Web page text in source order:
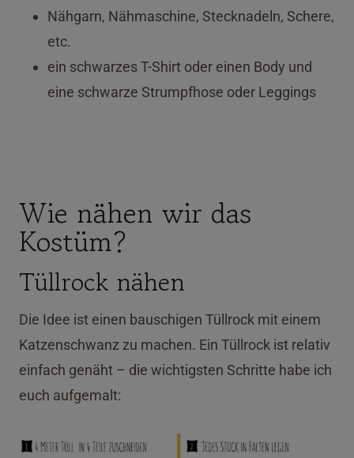
Nähgarn, Nähmaschine, Stecknadeln, Schere,
etc.
ein schwarzes T-Shirt oder einen Body und
eine schwarze Strumpfhose oder Leggings
Wie nähen wir das
Kostüm?
Tüllrock nähen
Die Idee ist einen bauschigen Tüllrock mit einem
Katzenschwanz zu machen. Ein Tüllrock ist relativ
einfach genäht – die wichtigsten Schritte habe ich
euch aufgemalt: